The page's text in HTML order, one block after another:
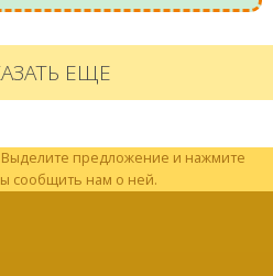
ЕЩЕ
Выделите предложение и нажмите
сообщить нам о ней.